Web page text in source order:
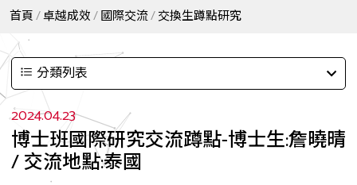
首頁 卓越成效 國際交流 交換生蹲點研究
分類列表
2024.04.23
博士班國際研究交流蹲點-博士生:詹曉晴
/ 交流地點:泰國